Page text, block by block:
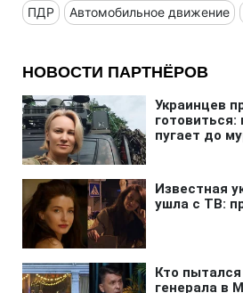
ПДР Автомобильное движение